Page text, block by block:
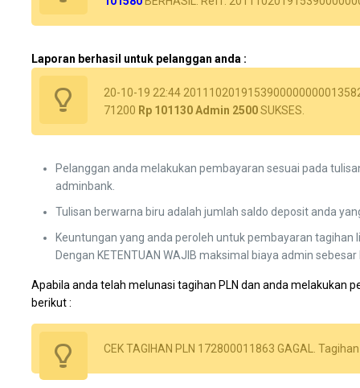
Laporan berhasil untuk pelanggan anda :
20-10-19 22:44
71200 Rp 101130 Admin 2500SUKSES.
Pelanggan anda melakukan pembayaran sesuai pada
adminbank.
Tulisan berwarna biru adalah jumlah saldo deposit anda
Keuntungan yang anda peroleh untuk pembayaran
Dengan KETENTUAN WAJIB maksimal biaya admin sebesar
Apabila anda telah melunasi tagihan PLN dan anda melakukan
berikut :
CEK TAGIHAN PLN 172800011863 GAGAL.